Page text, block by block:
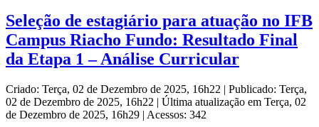
Seleção de estagiário para atuação no IFB
Campus Riacho Fundo: Resultado Final
da Etapa 1 – Análise Curricular
Criado: Terça, 02 de Dezembro de 2025, 16h22 | Publicado: Terça,
02 de Dezembro de 2025, 16h22 | Última atualização em Terça, 02
de Dezembro de 2025, 16h29 | Acessos: 342